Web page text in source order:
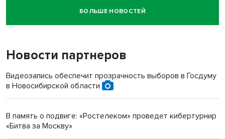
Новосибирский суд наказал водителя за смерть
пенсионерки на вокзале
«Мы живём на пастбище!»: в новосибирском селе лошади
терроризируют жителей
Инвалид получил условный срок за избиение врачей
Новосибирский преподаватель с женой вошли в топ-16
БОЛЬШЕ НОВОСТЕЙ
Новости партнеров
Видеозапись обеспечит прозрачность выборов в Госдуму
в Новосибирской области
В память о подвиге: «Ростелеком» проведет кибертурнир
«Битва за Москву»